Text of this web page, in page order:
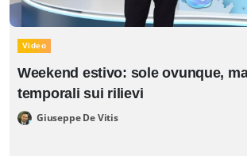
Video
Weekend estivo: sole ovunque,
temporali sui rilievi
Giuseppe De Vitis